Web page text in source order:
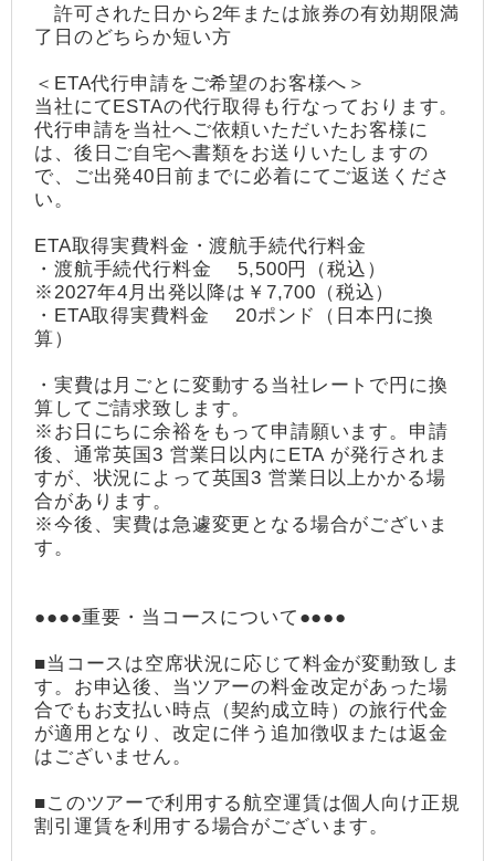
許可された日から2年または旅券の有効期限満
了日のどちらか短い方
＜ETA代行申請をご希望のお客様へ＞
当社にてESTAの代行取得も行なっております。
代行申請を当社へご依頼いただいたお客様に
は、後日ご自宅へ書類をお送りいたしますの
で、ご出発40日前までに必着にてご返送くださ
い。
ETA取得実費料金・渡航手続代行料金
・渡航手続代行料金 5,500円（税込）
※2027年4月出発以降は￥7,700（税込）
・ETA取得実費料金 20ポンド（日本円に換
算）
・実費は月ごとに変動する当社レートで円に換
算してご請求致します。
※お日にちに余裕をもって申請願います。申請
後、通常英国3 営業日以内にETA が発行されま
すが、状況によって英国3 営業日以上かかる場
合があります。
※今後、実費は急遽変更となる場合がございま
す。
●●●●重要・当コースについて●●●●
■当コースは空席状況に応じて料金が変動致しま
す。お申込後、当ツアーの料金改定があった場
合でもお支払い時点（契約成立時）の旅行代金
が適用となり、改定に伴う追加徴収または返金
はございません。
■このツアーで利用する航空運賃は個人向け正規
割引運賃を利用する場合がございます。